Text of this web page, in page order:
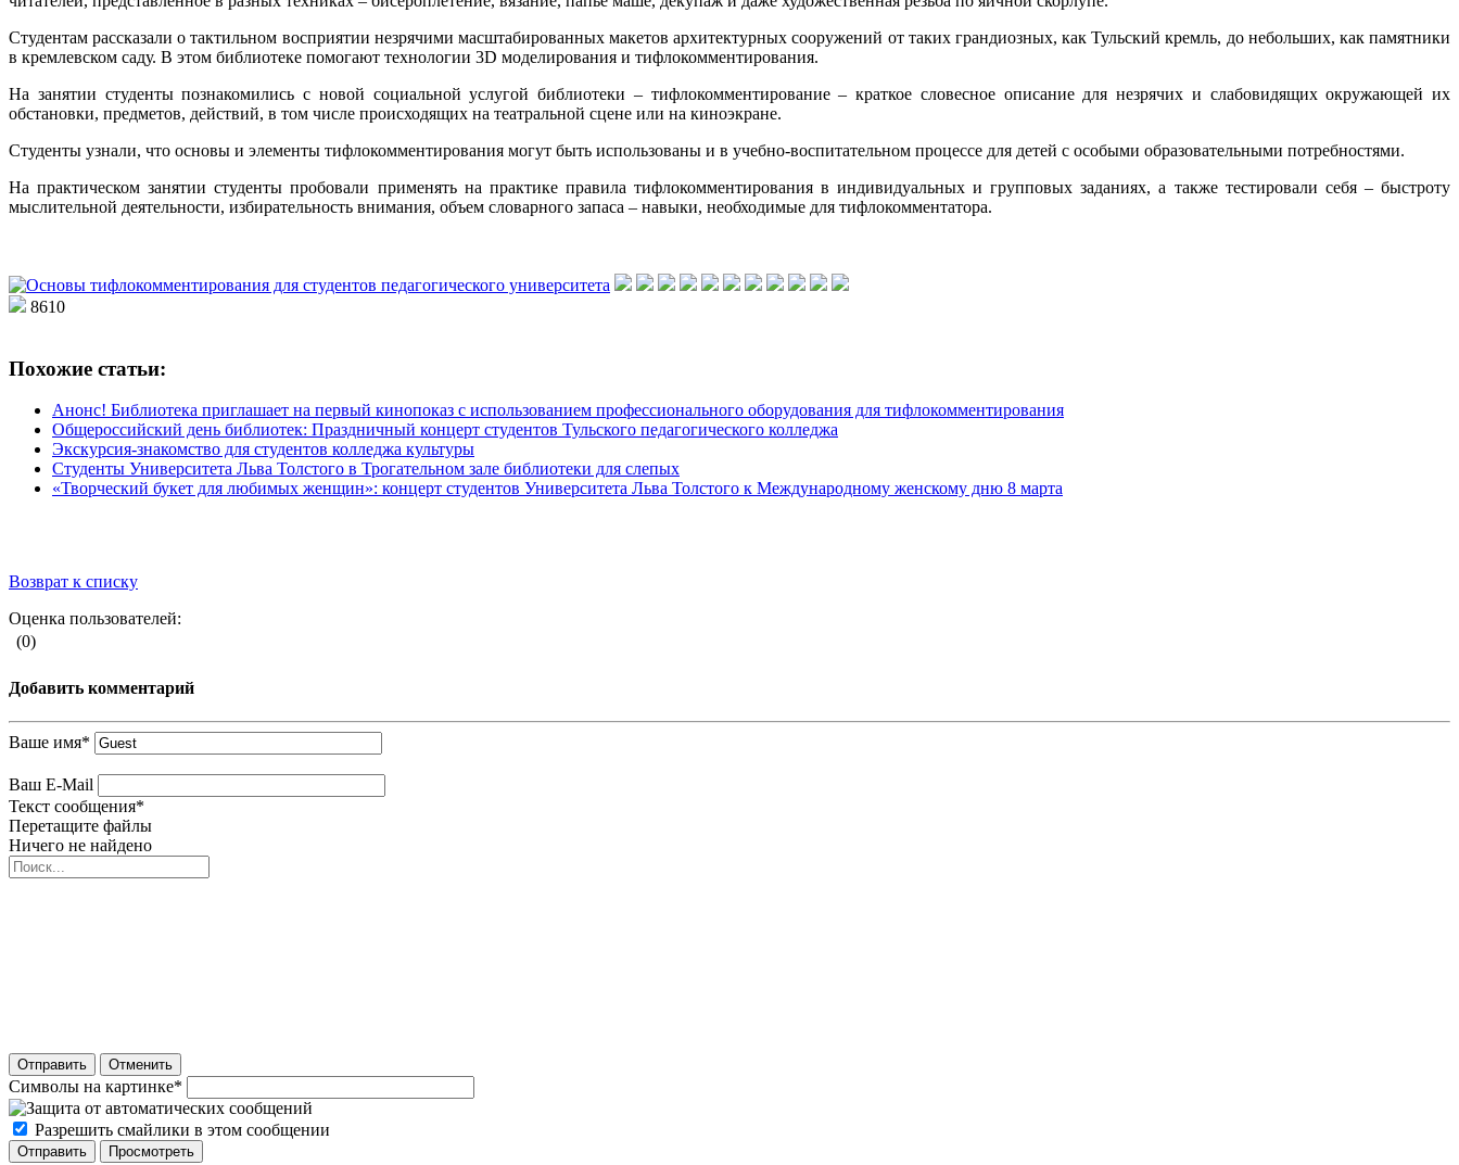
Студентам рассказали о тактильном восприятии незрячими масштабированных макетов архитектурных сооружений от таких грандиозных, как Тульский кремль, до небольших, как памятники
в кремлевском саду. В этом библиотеке помогают технологии 3D моделирования и тифлокомментирования.
На занятии студенты познакомились с новой социальной услугой библиотеки – тифлокомментирование – краткое словесное описание для незрячих и слабовидящих окружающей их
обстановки, предметов, действий, в том числе происходящих на театральной сцене или на киноэкране.
Студенты узнали, что основы и элементы тифлокомментирования могут быть использованы и в учебно-воспитательном процессе для детей с особыми образовательными потребностями.
На практическом занятии студенты пробовали применять на практике правила тифлокомментирования в индивидуальных и групповых заданиях, а также тестировали себя – быстроту
мыслительной деятельности, избирательность внимания, объем словарного запаса – навыки, необходимые для тифлокомментатора.
8610
Похожие статьи:
Анонс! Библиотека приглашает на первый кинопоказ с использованием профессионального оборудования для тифлокомментирования
Общероссийский день библиотек: Праздничный концерт студентов Тульского педагогического колледжа
Экскурсия-знакомство для студентов колледжа культуры
Студенты Университета Льва Толстого в Трогательном зале библиотеки для слепых
«Творческий букет для любимых женщин»: концерт студентов Университета Льва Толстого к Международному женскому дню 8 марта
Возврат к списку
Оценка пользователей:
(0)
Добавить комментарий
Ваше имя*
Ваш E-Mail
Текст сообщения*
Перетащите файлы
Ничего не найдено
Отправить Отменить
Символы на картинке*
Разрешить смайлики в этом сообщении